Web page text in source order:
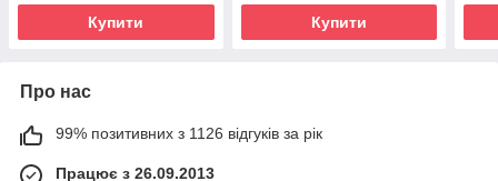
Купити Купити
Про нас
99% позитивних з 1126 відгуків за рік
Працює з 26.09.2013